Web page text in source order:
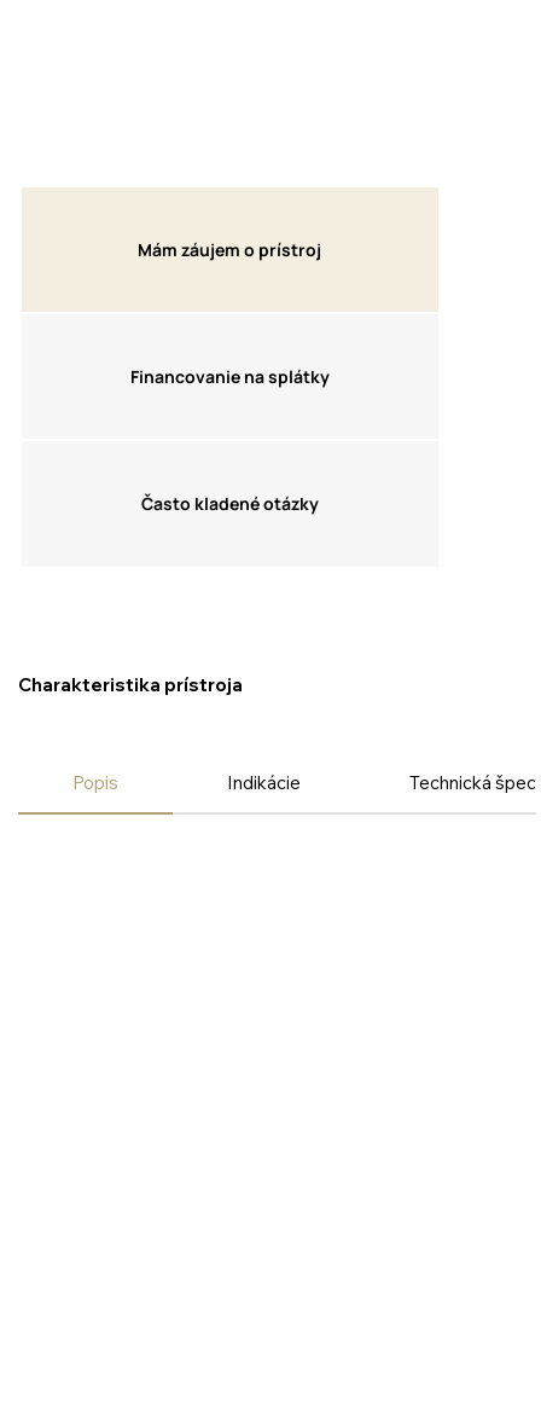
Mám záujem o prístroj
Financovanie na splátky
Často kladené otázky
Charakteristika prístroja
Popis Indikácie Technická